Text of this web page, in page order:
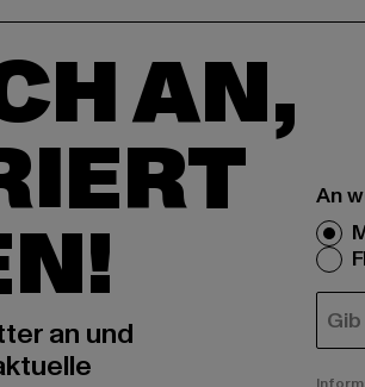
AN,
an und
An
E-